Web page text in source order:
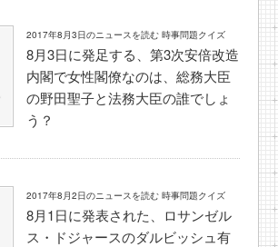
2017年8月3日のニュースを読む 時事問題クイズ
8月3日に発足する、第3次安倍改造
内閣で女性閣僚なのは、総務大臣
の野田聖子と法務大臣の誰でしょ
う？
2017年8月2日のニュースを読む 時事問題クイズ
8月1日に発表された、ロサンゼル
ス・ドジャースのダルビッシュ有